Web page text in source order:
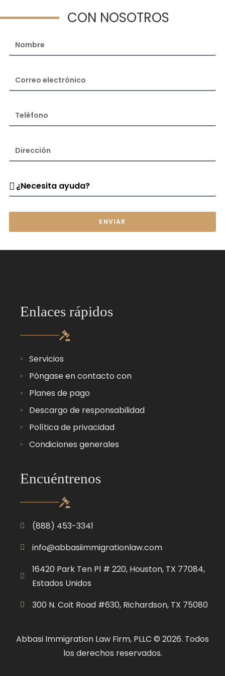
CON NOSOTROS
ENVIAR
Enlaces rápidos
Servicios
Póngase en contacto con
Planes de pago
Descargo de responsabilidad
Política de privacidad
Condiciones generales
Encuéntrenos
(888) 453-3341
info@abbasiimmigrationlaw.com
16420 Park Ten Pl # 220, Houston, TX 77084,
Estados Unidos
300 N. Coit Road #630, Richardson, TX 75080
Abbasi Immigration Law Firm, PLLC © 2026. Todos
los derechos reservados.